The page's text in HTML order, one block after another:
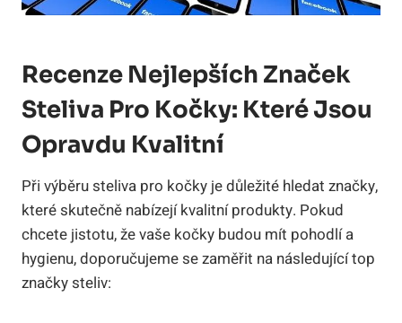
Recenze Nejlepších Značek
Steliva Pro Kočky: Které Jsou
Opravdu Kvalitní
Při výběru steliva pro kočky je důležité hledat značky,
které skutečně nabízejí kvalitní produkty. Pokud
chcete jistotu, že vaše kočky budou mít pohodlí a
hygienu, doporučujeme se zaměřit na následující top
značky steliv: